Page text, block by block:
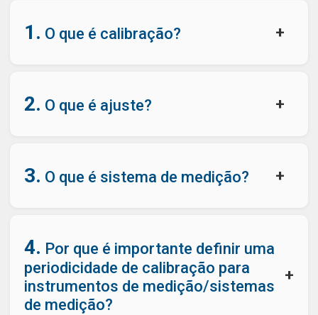
1. O que é calibração? +
2. O que é ajuste? +
3. O que é sistema de medição? +
4. Por que é importante definir uma
periodicidade de calibração para
instrumentos de medição/sistemas
de medição?
+